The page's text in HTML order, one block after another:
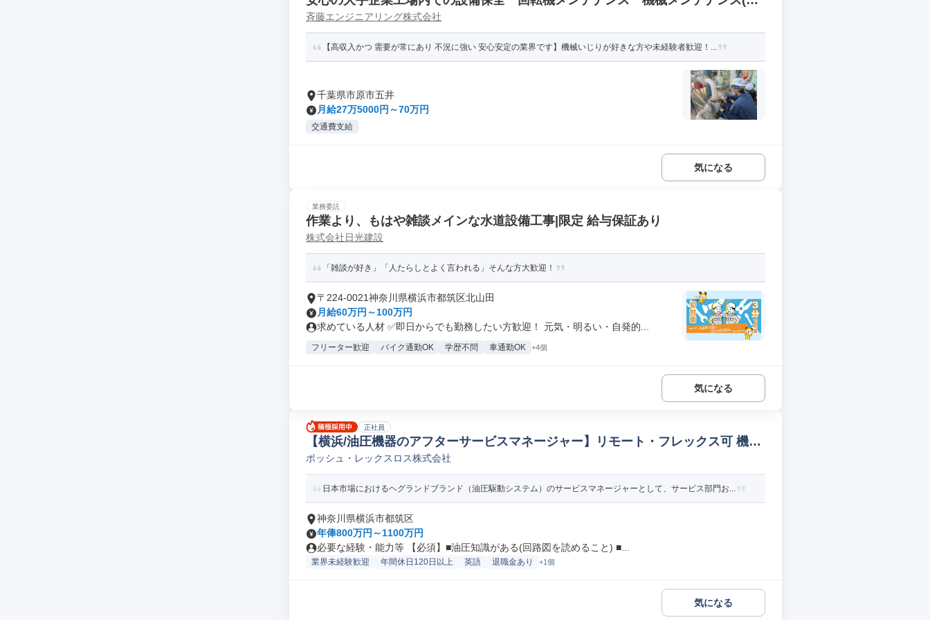
上げ工 機械工)
斉藤エンジニアリング株式会社
【高収入かつ 需要が常にあり 不況に強い 安心安定の業界です】機械いじりが好きな方や未経験者歓迎！...
千葉県市原市五井
月給27万5000円～70万円
交通費支給
気になる
業務委託
作業より、もはや雑談メインな水道設備工事|限定 給与保証あり
株式会社日光建設
「雑談が好き」「人たらしとよく言われる」そんな方大歓迎！
〒224-0021神奈川県横浜市都筑区北山田
月給60万円～100万円
求めている人材 ✅即日からでも勤務したい方歓迎！ 元気・明るい・自発的...
フリーター歓迎 バイク通勤OK 学歴不問 車通勤OK +4個
気になる
正社員
【横浜/油圧機器のアフターサービスマネージャー】リモート・フレックス可 機械
フィールド/サポートエンジニア
ボッシュ・レックスロス株式会社
日本市場におけるヘグランドブランド（油圧駆動システム）のサービスマネージャーとして、サービス部門お...
神奈川県横浜市都筑区
年俸800万円～1100万円
必要な経験・能力等 【必須】■油圧知識がある(回路図を読めること) ■...
業界未経験歓迎 年間休日120日以上 英語 退職金あり +1個
気になる